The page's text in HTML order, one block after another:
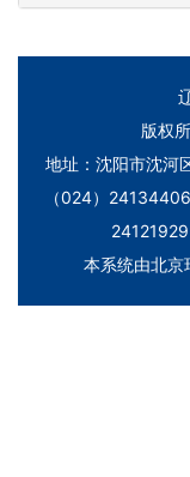
版权
地址：沈阳市沈
（024）
本系统由北京